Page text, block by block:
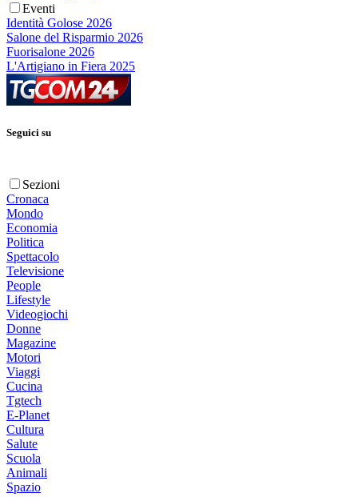
Eventi
Identità Golose 2026
Salone del Risparmio 2026
Fuorisalone 2026
L'Artigiano in Fiera 2025
Seguici su
Sezioni
Cronaca
Mondo
Economia
Politica
Spettacolo
Televisione
People
Lifestyle
Videogiochi
Donne
Magazine
Motori
Viaggi
Cucina
Tgtech
E-Planet
Cultura
Salute
Scuola
Animali
Spazio